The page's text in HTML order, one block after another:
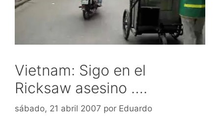
Vietnam: Sigo en el
Ricksaw asesino ….
sábado, 21 abril 2007 por Eduardo